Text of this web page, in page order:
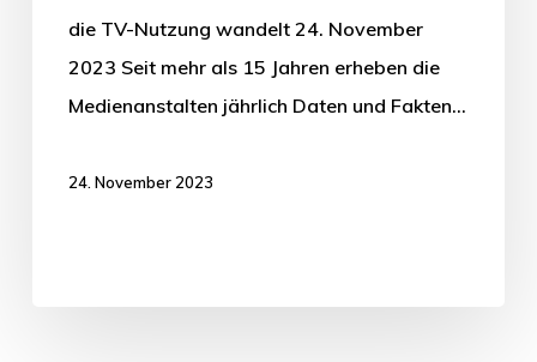
die TV-Nutzung wandelt 24. November
2023 Seit mehr als 15 Jahren erheben die
Medienanstalten jährlich Daten und Fakten…
24. November 2023